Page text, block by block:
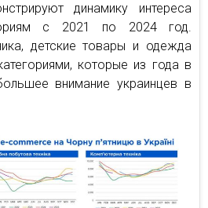
динамику интереса
с 2021 по 2024 год.
детские товары и одежда
которые из года в
внимание украинцев в